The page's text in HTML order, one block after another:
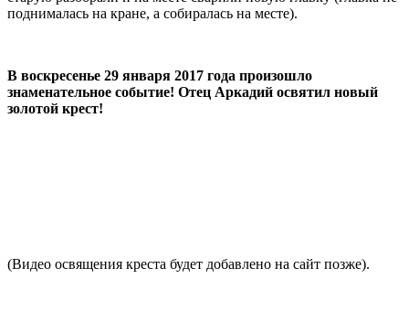
поднималась на кране, а собиралась на месте).
В воскресенье 29 января 2017 года произошло
знаменательное событие! Отец Аркадий освятил новый
золотой крест!
(Видео освящения креста будет добавлено на сайт позже).